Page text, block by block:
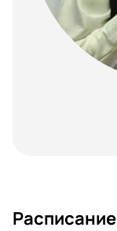
Расписание